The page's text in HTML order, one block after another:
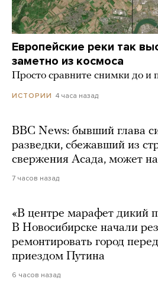
Европейские реки так
заметно из космоса
Просто сравните снимки до и
ИСТОРИИ 4 часа назад
BBC News: бывший глава
разведки, сбежавший из
свержения Асада, может
7 часов назад
«В центре марафет дикий
В Новосибирске начали
ремонтировать город
приездом Путина
6 часов назад